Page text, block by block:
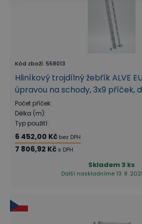
Kód zboží: 558013
Hliníkový trojdílný žebřík ALVE
úpravou na schody, 3x9 příček,
Počet příček:
Délka (m):
Typ použití:
6 452,00 Kč bez DPH
7 806,92 Kč s DPH
Skladem3 ks
Další naskladníme 13. 8.